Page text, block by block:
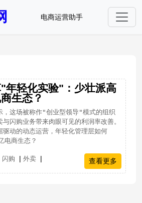
电商运营助手
年轻化实验"：少壮派高
生态？
，这场被称作"创业型领导"模式的组织
闪购业务带来肉眼可见的利润率改善。
驱动的动态运营，年轻化管理层如何
电商生态？
闪购 | 外卖 | 查看更多